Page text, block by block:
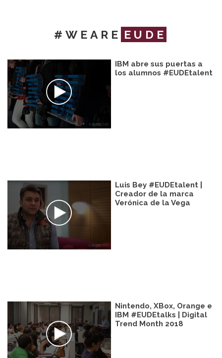
#WEARE EUDE
IBM abre sus puertas a
los alumnos #EUDEtalent
Luis Bey #EUDEtalent |
Creador de la marca
Verónica de la Vega
Nintendo, XBox, Orange e
IBM #EUDEtalks | Digital
Trend Month 2018